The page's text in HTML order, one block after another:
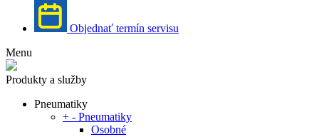
Objednať termín servisu
Menu
Produkty a služby
Pneumatiky
+ - Pneumatiky
Osobné